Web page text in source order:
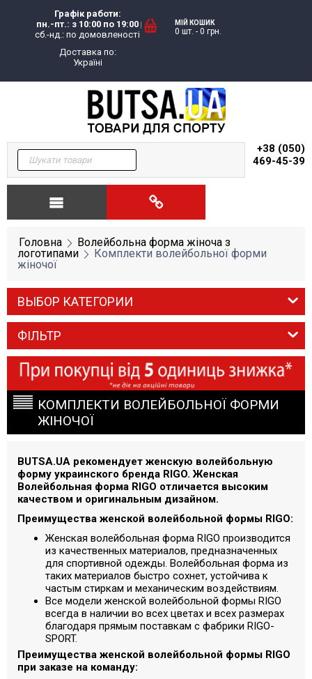
Графік работи:
пн.-пт.: з 10:00 по 19:00
сб.-нд.: по домовленості
Доставка по:
Україні
МІЙ КОШИК
0 шт. - 0 грн.
+38 (050)
469-45-39
Головна
Волейбольна форма жіноча з
логотипами
Комплекти волейбольної форми
жіночої
ВЫБОР КАТЕГОРИИ
ФІЛЬТР
КОМПЛЕКТИ ВОЛЕЙБОЛЬНОЇ ФОРМИ
ЖІНОЧОЇ
BUTSA.UA рекомендует женскую волейбольную
форму украинского бренда RIGO. Женская
Волейбольная форма RIGO отличается высоким
качеством и оригинальным дизайном.
Преимущества женской волейбольной формы RIGO:
Женская волейбольная форма RIGO производится
из качественных материалов, предназначенных
для спортивной одежды. Волейбольная форма из
таких материалов быстро сохнет, устойчива к
частым стиркам и механическим воздействиям.
Все модели женской волейбольной формы RIGO
всегда в наличии во всех цветах и всех размерах
благодаря прямым поставкам с фабрики RIGO-
SPORT.
Преимущества женской волейбольной формы RIGO
при заказе на команду: